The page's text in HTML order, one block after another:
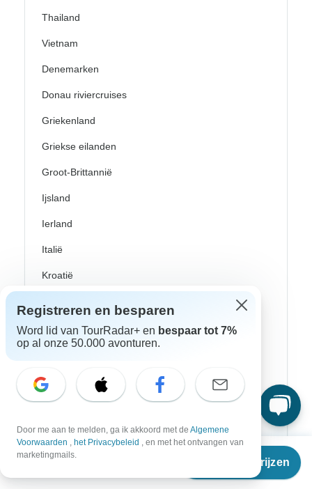
Vanaf
Reisdata & prijzen
Thailand
Vietnam
Denemarken
Donau riviercruises
Griekenland
Griekse eilanden
Groot-Brittannië
Ijsland
Ierland
Italië
Kroatië
Portugal
Scandinavië
Schotland
Spanje
Turkije
Registreren en besparen
Word lid van TourRadar+ en bespaar tot 7%
op al onze 50.000 avonturen.
Door me aan te melden, ga ik akkoord met de Algemene
Voorwaarden , het Privacybeleid , en met het ontvangen van
marketingmails.